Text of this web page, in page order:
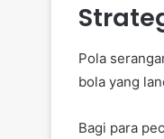
Pola
bola yang
Bagi para